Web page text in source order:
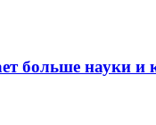
больше науки и